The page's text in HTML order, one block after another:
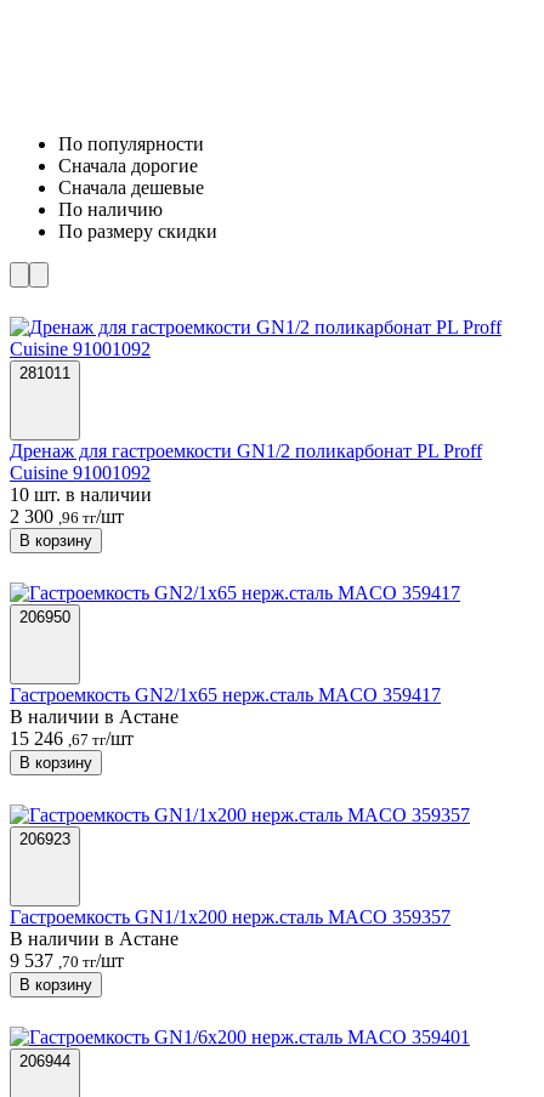
По популярности
Cначала дорогие
Cначала дешевые
По наличию
По размеру скидки
281011
Дренаж для гастроемкости GN1/2 поликарбонат PL Proff
Cuisine 91001092
10 шт. в наличии
2 300 ,96 тг/шт
В корзину
206950
Гастроемкость GN2/1х65 нерж.сталь MACO 359417
В наличии в Астанe
15 246 ,67 тг/шт
В корзину
206923
Гастроемкость GN1/1х200 нерж.сталь MACO 359357
В наличии в Астанe
9 537 ,70 тг/шт
В корзину
206944